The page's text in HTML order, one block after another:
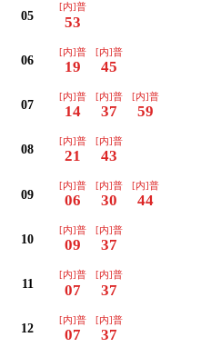
05
[内]普
53
06
[内]普
19
[内]普
45
07
[内]普
14
[内]普
37
[内]普
59
08
[内]普
21
[内]普
43
09
[内]普
06
[内]普
30
[内]普
44
10
[内]普
09
[内]普
37
11
[内]普
07
[内]普
37
12
[内]普
07
[内]普
37